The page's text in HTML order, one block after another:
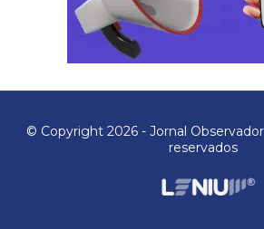
© Copyright 2026 - Jornal
reservados